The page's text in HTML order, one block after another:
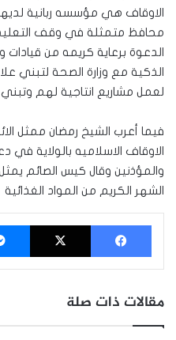
الاوقاف هي مؤسسه ربانية
محافظ متمثلة في وقف
الدعوة برعاية كريمه من قيادات
الذكية مع وزارة الصحة لتبني
لعمل مشاريع انتاجية لهم
فيما أعرب الشيخ رمضان ممثل
الاوقاف الاسلاميه بالولاية في
والمؤذنين وقال كيس الصائم
الشهر الكريم من المواد الغذائية
فيسبوك ‫X
مقالات ذات صلة